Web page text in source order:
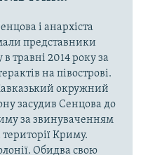
і анархіста
представники
травні 2014 року за
на півострові.
окружний
засудив Сенцова до
за звинуваченням
Криму.
Обидва свою